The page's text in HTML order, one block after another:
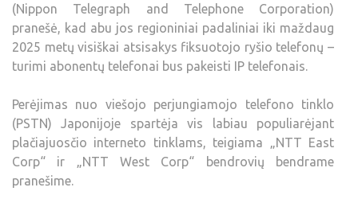
(Nippon Telegraph and Telephone Corporation)
pranešė, kad abu jos regioniniai padaliniai iki maždaug
2025 metų visiškai atsisakys fiksuotojo ryšio telefonų –
turimi abonentų telefonai bus pakeisti IP telefonais.
Perėjimas nuo viešojo perjungiamojo telefono tinklo
(PSTN) Japonijoje spartėja vis labiau populiarėjant
plačiajuosčio interneto tinklams, teigiama „NTT East
Corp“ ir „NTT West Corp“ bendrovių bendrame
pranešime.